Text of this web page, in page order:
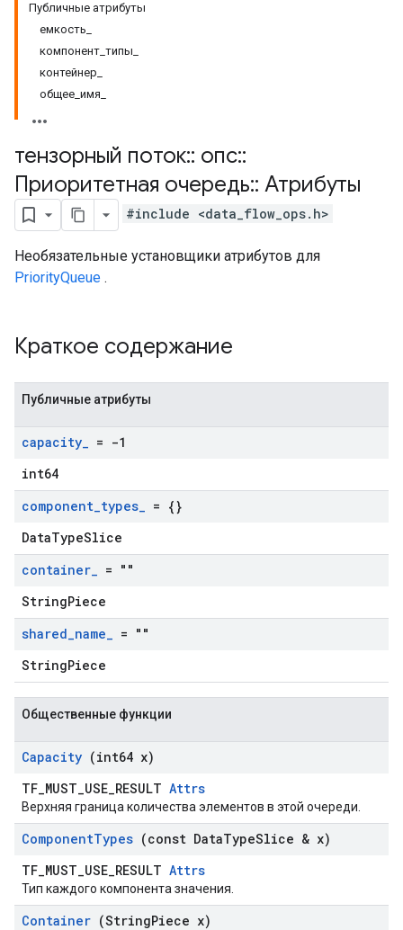
Публичные атрибуты
емкость_
компонент_типы_
контейнер_
общее_имя_
тензорный поток:: опс::
Приоритетная очередь:: Атрибуты
#include <data_flow_ops.h>
Необязательные установщики атрибутов для
PriorityQueue .
Краткое содержание
Публичные атрибуты
capacity_ = -1
int64
component_types_ = {}
DataTypeSlice
container_ = ""
StringPiece
shared_name_ = ""
StringPiece
Общественные функции
Capacity (int64 x)
TF_MUST_USE_RESULT Attrs
Верхняя граница количества элементов в этой очереди.
ComponentTypes (const DataTypeSlice & x)
TF_MUST_USE_RESULT Attrs
Тип каждого компонента значения.
Container (StringPiece x)